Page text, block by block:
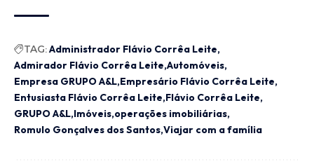
TAG:Administrador Flávio Corrêa Leite
Admirador Flávio Corrêa Leite Automóveis
Empresa GRUPO A&L Empresário Flávio Corrêa Leite
Entusiasta Flávio Corrêa Leite Flávio Corrêa Leite
GRUPO A&L Imóveis operações imobiliárias
Romulo Gonçalves dos Santos Viajar com a família